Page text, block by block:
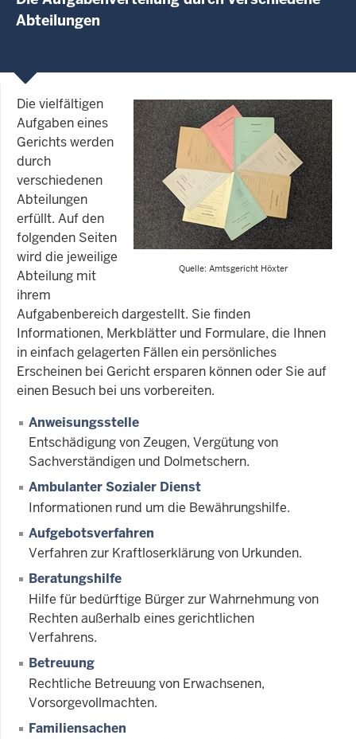
Abteilungen
Quelle: Amtsgericht Höxter
Die vielfältigen
Aufgaben eines
Gerichts werden
durch
verschiedenen
Abteilungen
erfüllt. Auf den
folgenden Seiten
wird die jeweilige
Abteilung mit
ihrem
Aufgabenbereich dargestellt. Sie finden
Informationen, Merkblätter und Formulare, die Ihnen
in einfach gelagerten Fällen ein persönliches
Erscheinen bei Gericht ersparen können oder Sie auf
einen Besuch bei uns vorbereiten.
Anweisungsstelle
Entschädigung von Zeugen, Vergütung von
Sachverständigen und Dolmetschern.
Ambulanter Sozialer Dienst
Informationen rund um die Bewährungshilfe.
Aufgebotsverfahren
Verfahren zur Kraftloserklärung von Urkunden.
Beratungshilfe
Hilfe für bedürftige Bürger zur Wahrnehmung von
Rechten außerhalb eines gerichtlichen
Verfahrens.
Betreuung
Rechtliche Betreuung von Erwachsenen,
Vorsorgevollmachten.
Familiensachen